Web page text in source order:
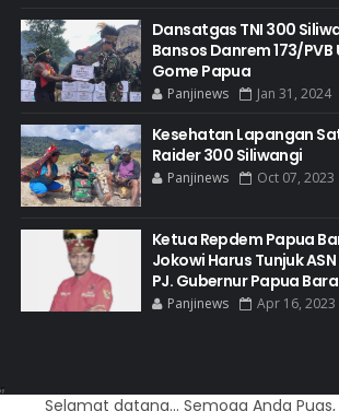
Dansatgas TNI 300
Bansos Danrem 173/
Gome Papua
Panjinews Jan 31, 2024
Kesehatan Lapangan
Raider 300 Siliwangi
Panjinews Oct 07, 2023
Ketua Repdem Papua
Jokowi Harus Tunjuk
PJ. Gubernur Papua
Panjinews Apr 16, 2023
datang... Semoga Anda Puas, Silahkan